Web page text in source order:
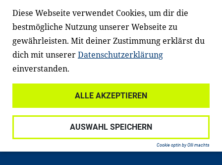
Lehrer*innen und andere
Fachexpert*innen. Dafür arbeiten wir eng
mit Ministerien, wissenschaftlichen
Einrichtungen, Verbänden, Unternehmen
und anderen Stiftungen zusammen.
Datenschutz
Haftungsausschluss
Impressum
Diese Webseite verwendet Cookies, um dir die
bestmögliche Nutzung unserer Webseite zu
gewährleisten. Mit deiner Zustimmung erklärst du
dich mit unsererDatenschutzerklärung
einverstanden.
ALLE AKZEPTIEREN
AUSWAHL SPEICHERN
Cookie optin by Olli machts